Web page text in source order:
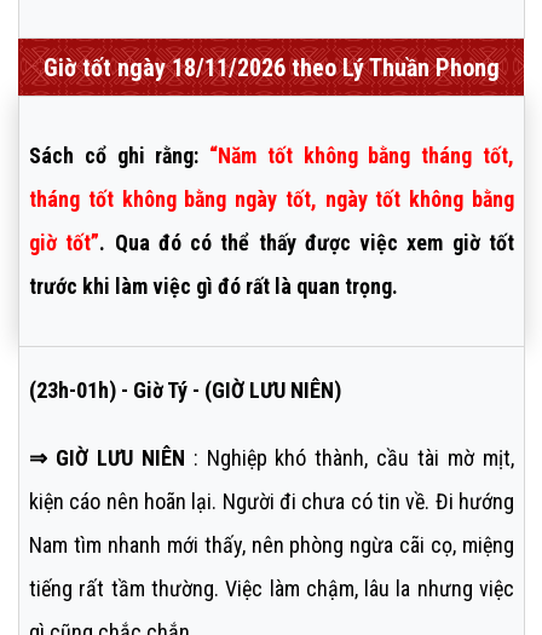
Giờ tốt ngày 18/11/2026 theo Lý Thuần Phong
Sách cổ ghi rằng: “Năm tốt không bằng tháng tốt,
tháng tốt không bằng ngày tốt, ngày tốt không bằng
giờ tốt”. Qua đó có thể thấy được việc xem giờ tốt
trước khi làm việc gì đó rất là quan trọng.
(23h-01h) - Giờ Tý - (GIỜ LƯU NIÊN)
⇒ GIỜ LƯU NIÊN : Nghiệp khó thành, cầu tài mờ mịt,
kiện cáo nên hoãn lại. Người đi chưa có tin về. Đi hướng
Nam tìm nhanh mới thấy, nên phòng ngừa cãi cọ, miệng
tiếng rất tầm thường. Việc làm chậm, lâu la nhưng việc